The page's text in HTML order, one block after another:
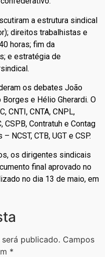
a estrutura sindical
direitos trabalhistas e
horas; fim da
e estratégia de
os debates João
e Hélio Gherardi. O
CNTI, CNTA, CNPL,
CSPB, Contratuh e Contag
NCST, CTB, UGT e CSP.
os dirigentes sindicais
final aprovado no
no dia 13 de maio, em
publicado. Campos
*